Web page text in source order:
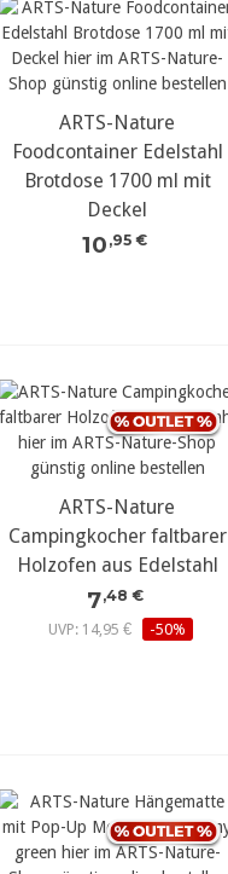
ARTS-Nature
Foodcontainer Edelstahl
Brotdose 1700 ml mit
Deckel
10 ,95 €
ARTS-Nature
Campingkocher faltbarer
Holzofen aus Edelstahl
7,48 €
UVP: 14,95 €
-50%